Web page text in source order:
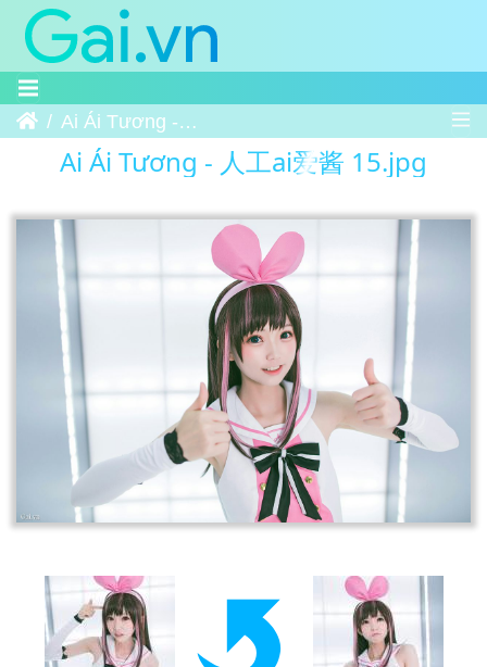
Trang chủAi Ái Tương - 人工ai爱酱 15
Ai Ái Tương - 人工ai爱酱 15.jpg